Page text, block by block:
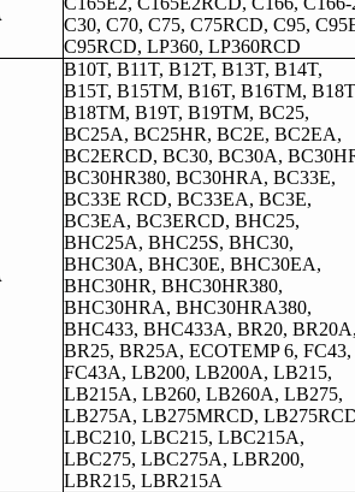
C30, C70, C75, C75RCD, C95,
C95RCD, LP360, LP360RCD
B10T, B11T, B12T, B13T, B14T,
B15T, B15TM, B16T, B16TM,
B18TM, B19T, B19TM, BC25,
BC25A, BC25HR, BC2E, BC2EA,
BC2ERCD, BC30, BC30A,
BC30HR380, BC30HRA, BC33E,
BC33E RCD, BC33EA, BC3E,
BC3EA, BC3ERCD, BHC25,
BHC25A, BHC25S, BHC30,
BHC30A, BHC30E, BHC30EA,
BHC30HR, BHC30HR380,
BHC30HRA, BHC30HRA380,
BHC433, BHC433A, BR20,
BR25, BR25A, ECOTEMP 6, FC43,
FC43A, LB200, LB200A, LB215,
LB215A, LB260, LB260A, LB275,
LB275A, LB275MRCD,
LBC210, LBC215, LBC215A,
LBC275, LBC275A, LBR200,
LBR215, LBR215A